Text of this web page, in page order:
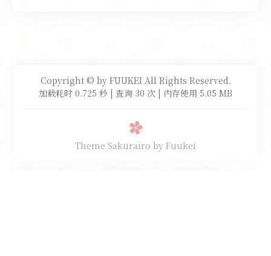
Copyright © by FUUKEI All Rights Reserved.
加载耗时 0.725 秒 | 查询 30 次 | 内存使用 5.05 MB
Theme Sakurairo by Fuukei